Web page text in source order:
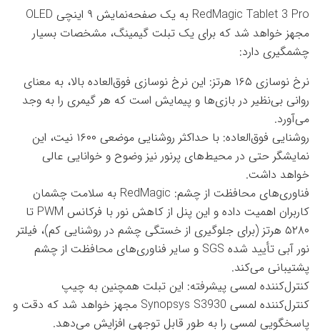
RedMagic Tablet 3 Pro به یک صفحه‌نمایش ۹ اینچی OLED
مجهز خواهد شد که برای یک تبلت گیمینگ، مشخصات بسیار
چشمگیری دارد:
نرخ نوسازی ۱۶۵ هرتز: این نرخ نوسازی فوق‌العاده بالا، به معنای
روانی بی‌نظیر در بازی‌ها و پیمایش است که هر گیمری را به وجد
می‌آورد.
روشنایی فوق‌العاده: با حداکثر روشنایی موضعی ۱۶۰۰ نیت، این
نمایشگر حتی در محیط‌های پرنور نیز وضوح و خوانایی عالی
خواهد داشت.
فناوری‌های محافظت از چشم: RedMagic به سلامت چشمان
کاربران اهمیت داده و این پنل از کاهش نور با فرکانس PWM تا
۵۲۸۰ هرتز (برای جلوگیری از خستگی چشم در روشنایی کم)، فیلتر
نور آبی تأیید شده SGS و سایر فناوری‌های محافظت از چشم
پشتیبانی می‌کند.
کنترل‌کننده لمسی پیشرفته: این تبلت همچنین به چیپ
کنترل‌کننده لمسی Synopsys S3930 مجهز خواهد شد که دقت و
پاسخگویی لمسی را به طور قابل توجهی افزایش می‌دهد.